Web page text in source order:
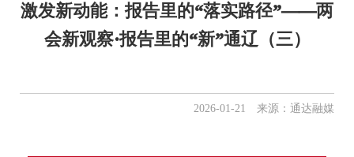
激发新动能：报告里的“落实路径”——两
会新观察·报告里的“新”通辽（三）
2026-01-21 来源：通达融媒